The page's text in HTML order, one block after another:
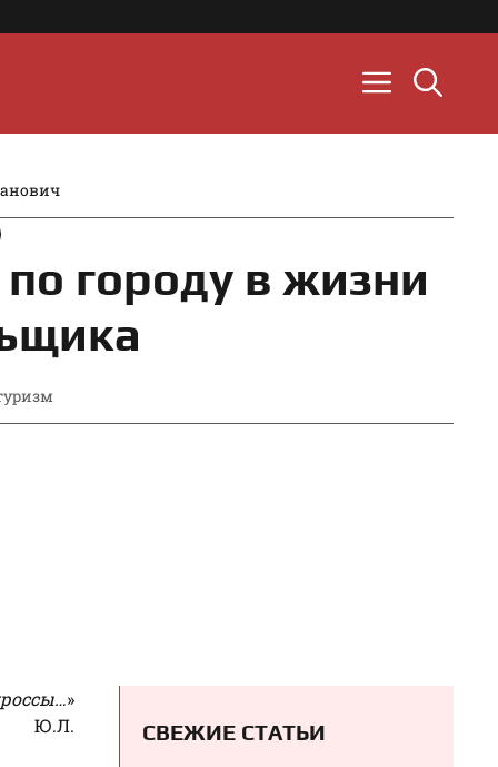
городу в жизни
»
Ю.Л.
СВЕЖИЕ СТАТЬИ